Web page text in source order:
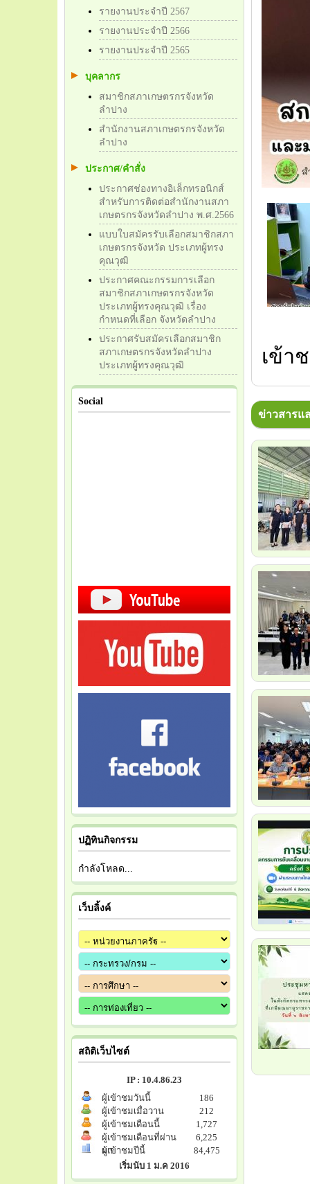
รายงานประจำปี 2567
รายงานประจำปี 2566
รายงานประจำปี 2565
บุคลากร
สมาชิกสภาเกษตรกรจังหวัด
ลำปาง
สำนักงานสภาเกษตรกรจังหวัด
ลำปาง
ประกาศ/คำสั่ง
ประกาศช่องทางอิเล็กทรอนิกส์
สำหรับการติดต่อสำนักงานสภา
เกษตรกรจังหวัดลำปาง พ.ศ.2566
แบบใบสมัครรับเลือกสมาชิกสภา
เกษตรกรจังหวัด ประเภทผู้ทรง
คุณวุฒิ
ประกาศคณะกรรมการเลือก
สมาชิกสภาเกษตรกรจังหวัด
ประเภทผู้ทรงคุณวุฒิ เรื่อง
กำหนดที่เลือก จังหวัดลำปาง
ประกาศรับสมัครเลือกสมาชิก
สภาเกษตรกรจังหวัดลำปาง
ประเภทผู้ทรงคุณวุฒิ
Social
ปฏิทินกิจกรรม
กำลังโหลด...
เว็บลิ้งค์
สถิติเว็บไซต์
IP : 10.4.86.23
ผู้เข้าชมวันนี้
186
ผู้เข้าชมเมื่อวาน
212
ผู้เข้าชมเดือนนี้
1,727
ผู้เข้าชมเดือนที่ผ่าน
มา
6,225
ผู้เข้าชมปีนี้
84,475
เริ่มนับ 1 ม.ค 2016
เข้า
ข่าวสารแ